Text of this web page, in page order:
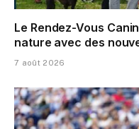
Le Rendez-Vous
nature avec des
7 août 2026